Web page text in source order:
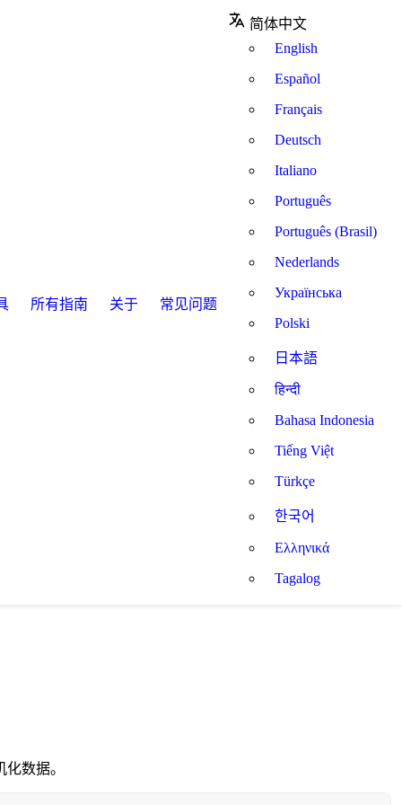
所有指南 关于 常见问题
简体中文
English
Español
Français
Deutsch
Italiano
Português
Português (Brasil)
Nederlands
Українська
Polski
日本語
हिन्दी
Bahasa Indonesia
Tiếng Việt
Türkçe
한국어
Ελληνικά
Tagalog
数据。